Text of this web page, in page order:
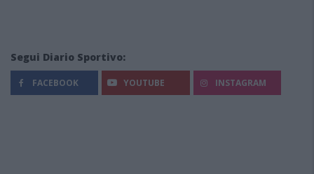
Segui Diario Sportivo:
FACEBOOK YOUTUBE INSTAGRAM